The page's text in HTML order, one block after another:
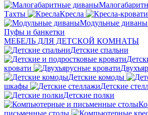
Тахты
Кресла
Модульные диваны
Пуфы и банкетки
МЕБЕЛЬ ДЛЯ ДЕТСКОЙ КОМНАТЫ
Детские спальни
кровати
Детские комоды
шкафы
Детские
Детские полки